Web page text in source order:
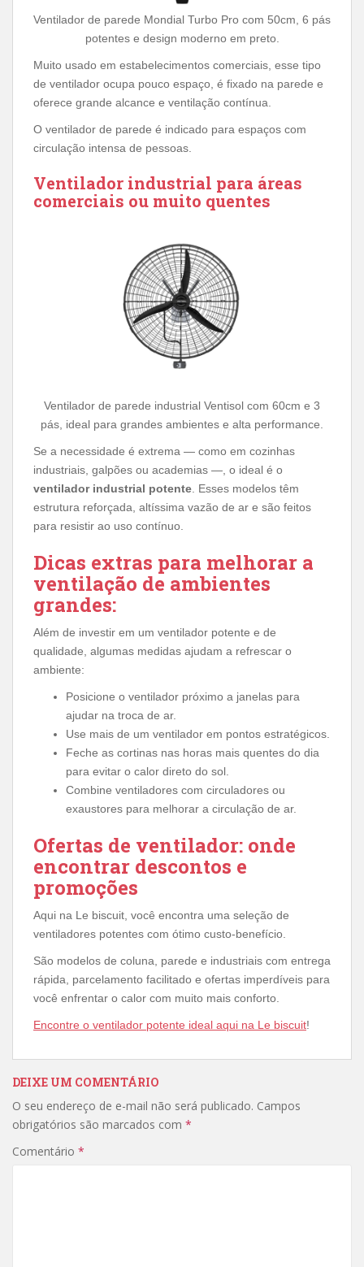
Ventilador de parede Mondial Turbo Pro com 50cm, 6 pás
potentes e design moderno em preto.
Muito usado em estabelecimentos comerciais, esse tipo
de ventilador ocupa pouco espaço, é fixado na parede e
oferece grande alcance e ventilação contínua.
O ventilador de parede é indicado para espaços com
circulação intensa de pessoas.
Ventilador industrial para áreas
comerciais ou muito quentes
Ventilador de parede industrial Ventisol com 60cm e 3
pás, ideal para grandes ambientes e alta performance.
Se a necessidade é extrema — como em cozinhas
industriais, galpões ou academias —, o ideal é o
ventilador industrial potente . Esses modelos têm
estrutura reforçada, altíssima vazão de ar e são feitos
para resistir ao uso contínuo.
Dicas extras para melhorar a
ventilação de ambientes
grandes:
Além de investir em um ventilador potente e de
qualidade, algumas medidas ajudam a refrescar o
ambiente:
Posicione o ventilador próximo a janelas para
ajudar na troca de ar.
Use mais de um ventilador em pontos estratégicos.
Feche as cortinas nas horas mais quentes do dia
para evitar o calor direto do sol.
Combine ventiladores com circuladores ou
exaustores para melhorar a circulação de ar.
Ofertas de ventilador: onde
encontrar descontos e
promoções
Aqui na Le biscuit, você encontra uma seleção de
ventiladores potentes com ótimo custo-benefício.
São modelos de coluna, parede e industriais com entrega
rápida, parcelamento facilitado e ofertas imperdíveis para
você enfrentar o calor com muito mais conforto.
Encontre o ventilador potente ideal aqui na Le biscuit!
DEIXE UM COMENTÁRIO
O seu endereço de e-mail não será publicado. Campos
obrigatórios são marcados com *
Comentário *